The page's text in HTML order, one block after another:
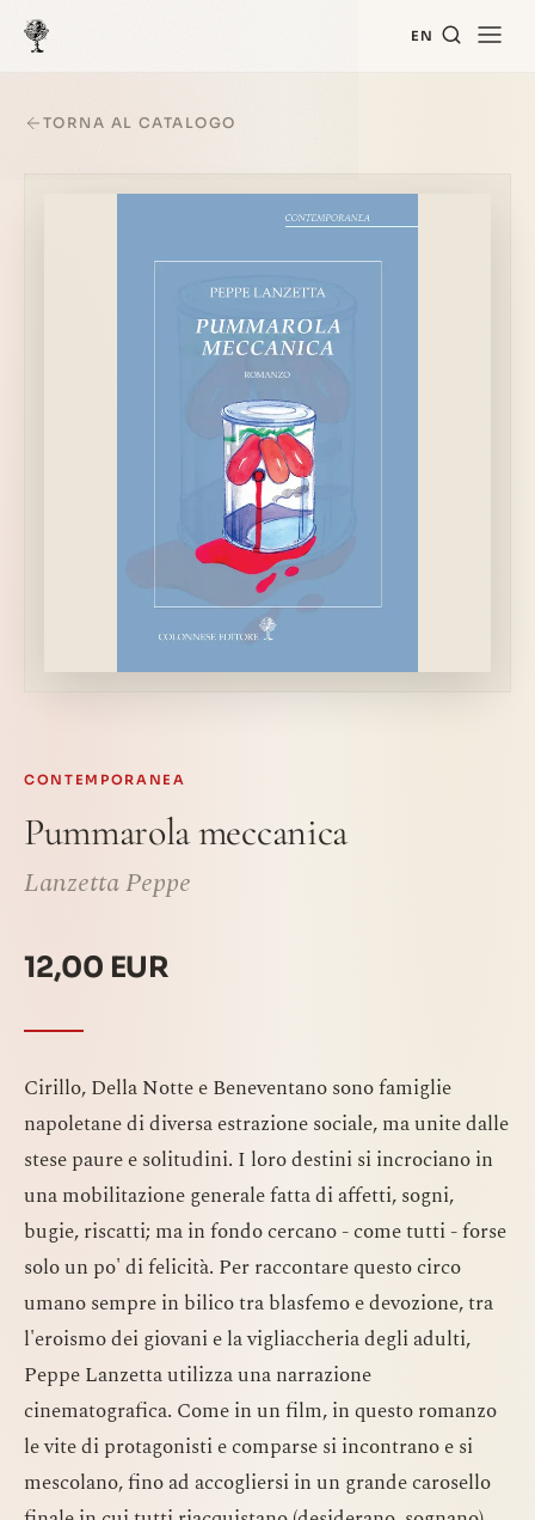
EN
TORNA AL CATALOGO
CONTEMPORANEA
Pummarola meccanica
Lanzetta Peppe
12,00 EUR
Cirillo, Della Notte e Beneventano sono famiglie
napoletane di diversa estrazione sociale, ma unite dalle
stese paure e solitudini. I loro destini si incrociano in
una mobilitazione generale fatta di affetti, sogni,
bugie, riscatti; ma in fondo cercano - come tutti - forse
solo un po' di felicità. Per raccontare questo circo
umano sempre in bilico tra blasfemo e devozione, tra
l'eroismo dei giovani e la vigliaccheria degli adulti,
Peppe Lanzetta utilizza una narrazione
cinematografica. Come in un film, in questo romanzo
le vite di protagonisti e comparse si incontrano e si
mescolano, fino ad accogliersi in un grande carosello